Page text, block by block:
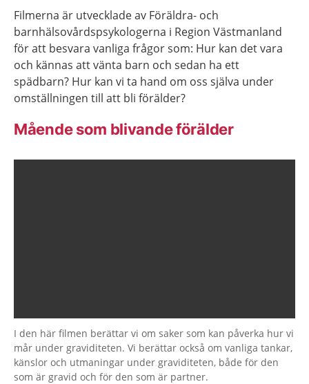
Filmerna är utvecklade av Föräldra- och
barnhälsovårdspsykologerna i Region Västmanland
för att besvara vanliga frågor som: Hur kan det vara
och kännas att vänta barn och sedan ha ett
spädbarn? Hur kan vi ta hand om oss själva under
omställningen till att bli förälder?
Mående som blivande förälder
I den här filmen berättar vi om saker som kan påverka hur vi
mår under graviditeten. Vi berättar också om vanliga tankar,
känslor och utmaningar under graviditeten, både för den
som är gravid och för den som är partner.